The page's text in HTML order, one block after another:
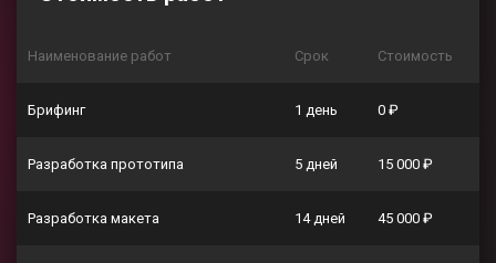
Наименование работ Срок Стоимость
Брифинг 1 день 0 ₽
Разработка прототипа 5 дней 15 000 ₽
Разработка макета 14 дней 45 000 ₽